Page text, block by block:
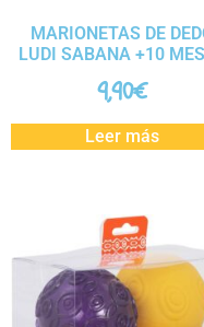
MARIONETAS DE
LUDI SABANA +10
9,90€
Leer más